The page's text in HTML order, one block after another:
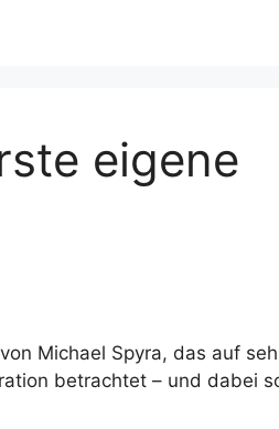
eigene
Michael Spyra, das auf
betrachtet – und dabei